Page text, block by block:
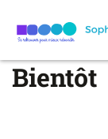
Bientôt